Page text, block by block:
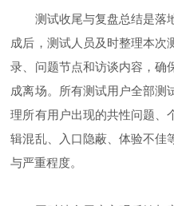
测试收尾与复盘总结是落
成后，测试人员及时整理本次
录、问题节点和访谈内容，确
成离场。所有测试用户全部测
理所有用户出现的共性问题、
辑混乱、入口隐蔽、体验不佳
与严重程度。